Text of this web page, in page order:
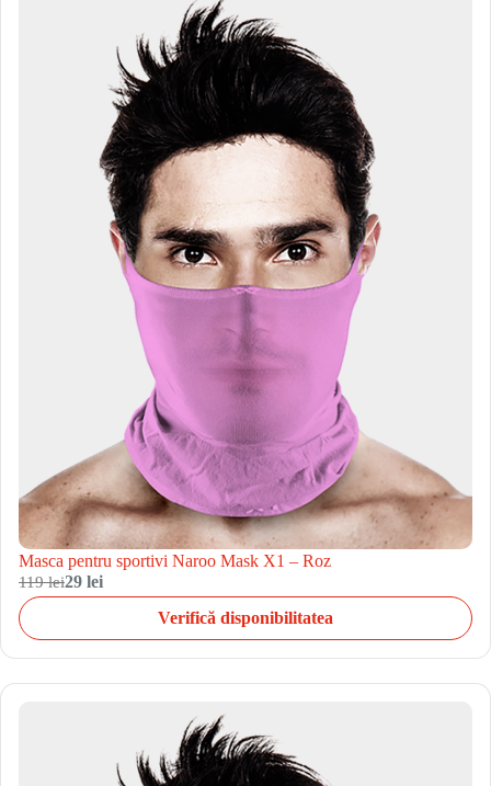
Masca pentru sportivi Naroo Mask X1 – Roz
119 lei29 lei
Verifică disponibilitatea